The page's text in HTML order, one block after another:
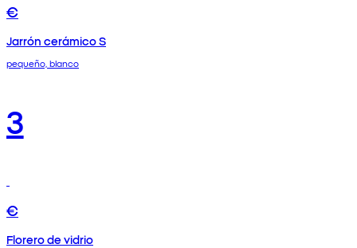
€
Jarrón cerámico S
pequeño, blanco
3
€
Florero de vidrio